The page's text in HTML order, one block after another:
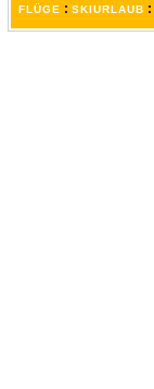
FLÜGE : SKIURLAUB :